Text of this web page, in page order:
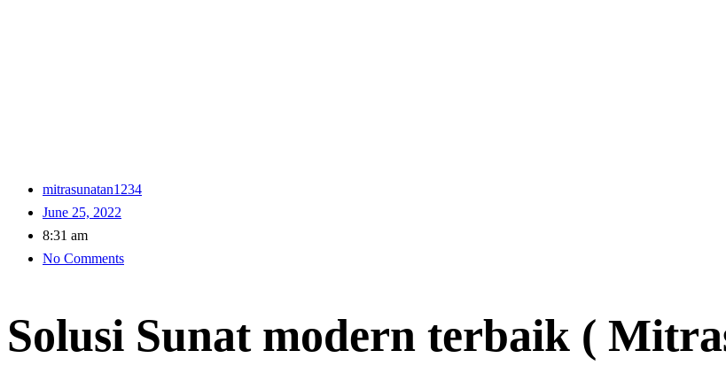
mitrasunatan1234
June 25, 2022
8:31 am
No Comments
Solusi Sunat modern terbaik (